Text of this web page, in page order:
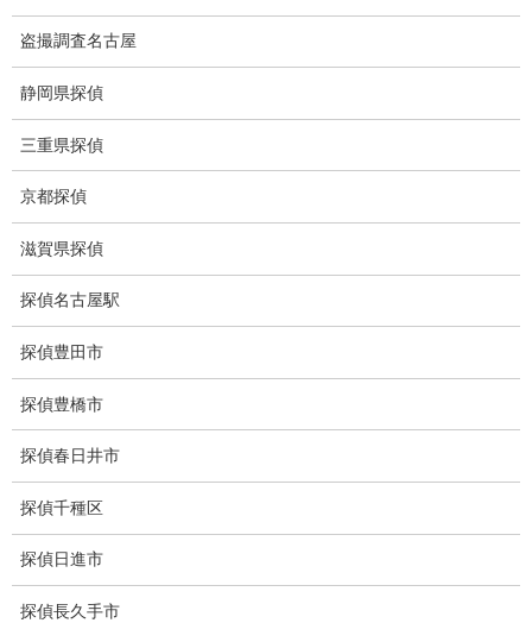
報告書サンプル
調査事例
お礼の言葉
Q&A
浮気証拠は何回必要か？
浮気調査時間
調査料金のご質問
調査員の人数（浮気調査）
調査プランのご依頼の割合
慰謝料の相場
盗撮調査名古屋
静岡県探偵
三重県探偵
京都探偵
滋賀県探偵
探偵名古屋駅
探偵豊田市
探偵豊橋市
探偵春日井市
探偵千種区
探偵日進市
探偵長久手市